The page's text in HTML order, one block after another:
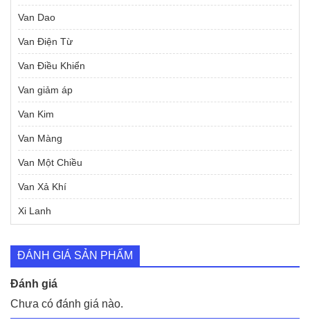
Van Dao
Van Điện Từ
Van Điều Khiển
Van giảm áp
Van Kim
Van Màng
Van Một Chiều
Van Xả Khí
Xi Lanh
ĐÁNH GIÁ SẢN PHẨM
Đánh giá
Chưa có đánh giá nào.